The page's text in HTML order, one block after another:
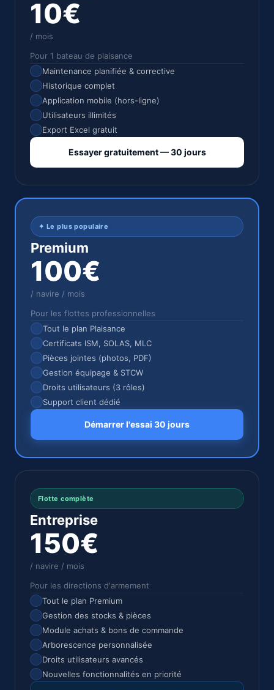
10€
/ mois
Pour 1 bateau de plaisance
Maintenance planifiée & corrective
Historique complet
Application mobile (hors-ligne)
Utilisateurs illimités
Export Excel gratuit
Essayer gratuitement — 30 jours
✦ Le plus populaire
Premium
100€
/ navire / mois
Pour les flottes professionnelles
Tout le plan Plaisance
Certificats ISM, SOLAS, MLC
Pièces jointes (photos, PDF)
Gestion équipage & STCW
Droits utilisateurs (3 rôles)
Support client dédié
Démarrer l'essai 30 jours
Flotte complète
Entreprise
150€
/ navire / mois
Pour les directions d'armement
Tout le plan Premium
Gestion des stocks & pièces
Module achats & bons de commande
Arborescence personnalisée
Droits utilisateurs avancés
Nouvelles fonctionnalités en priorité